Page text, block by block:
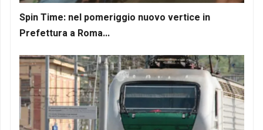
Spin Time: nel pomeriggio nuovo vertice in
Prefettura a Roma...